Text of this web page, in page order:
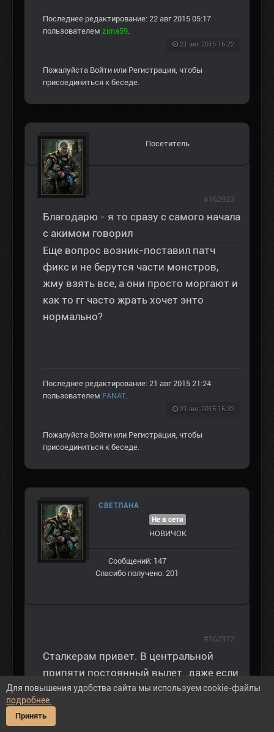
Последнее редактирование: 22 авг 2015 05:17
пользователем zima59.
21 авг 2015 16:22
Пожалуйста Войти или Регистрация, чтобы
присоединиться к беседе.
Посетитель
Благодарю - я то сразу с самого начала
с акимом говорил
Еще вопрос возник-поставил патч
фикс и не берутся части монстров,
жму взять все, а они просто моргают и
как то гг часто жрать хочет энто
нормально?
Последнее редактирование: 21 авг 2015 21:24
пользователем FANAT.
21 авг 2015 16:32
#162923
Пожалуйста Войти или Регистрация, чтобы
присоединиться к беседе.
СВЕТЛАНА
Не в сети
НОВИЧОК
Сообщений: 147
Спасибо получено: 201
Сталкерам привет. В центральной
припяти постоянный вылет..даже если
просто стою минуты две..помогите..
ВНИМАНИЕ: Спойлер!
#162972
Для повышения удобства сайта мы используем cookie-файлы
подробнее.
Принять